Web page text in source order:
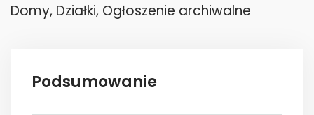
Domy, Działki, Ogłoszenie archiwalne
Podsumowanie